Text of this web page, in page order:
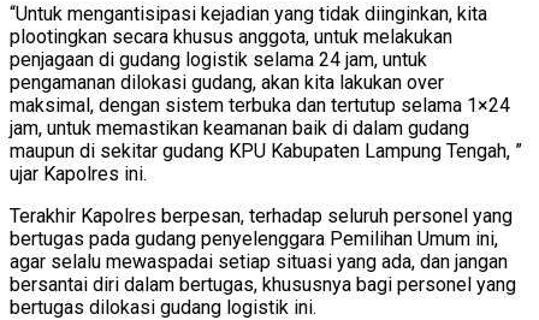
“Untuk mengantisipasi kejadian yang tidak diinginkan, kita
plootingkan secara khusus anggota, untuk melakukan
penjagaan di gudang logistik selama 24 jam, untuk
pengamanan dilokasi gudang, akan kita lakukan over
maksimal, dengan sistem terbuka dan tertutup selama 1×24
jam, untuk memastikan keamanan baik di dalam gudang
maupun di sekitar gudang KPU Kabupaten Lampung Tengah, ”
ujar Kapolres ini.
Terakhir Kapolres berpesan, terhadap seluruh personel yang
bertugas pada gudang penyelenggara Pemilihan Umum ini,
agar selalu mewaspadai setiap situasi yang ada, dan jangan
bersantai diri dalam bertugas, khususnya bagi personel yang
bertugas dilokasi gudang logistik ini.